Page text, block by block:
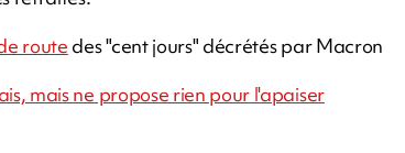
route des "cent jours" décrétés par Macron
mais ne propose rien pour l'apaiser